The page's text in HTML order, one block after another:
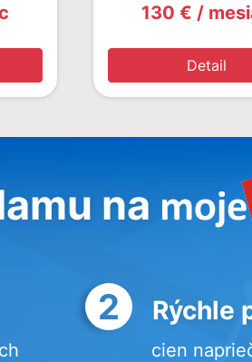
130 € /
Detail
na
2 Rýchle
cien